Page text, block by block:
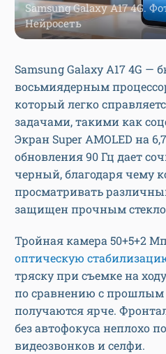
Samsung Galaxy A17 4G.
Нейросеть
Samsung Galaxy A17 4G
восьмиядерным
который легко
задачами, такими как
Экран Super AMOLED на
обновления 90 Гц дает
черный, благодаря чему
просматривать
защищен прочным
Тройная камера 50+5+2
оптическую
тряску при съемке на
по сравнению с прошлым
получаются ярче.
без автофокуса неплохо
видеозвонков и селфи.